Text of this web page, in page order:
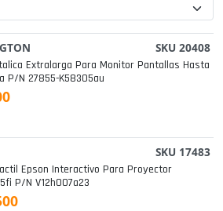
SKU 20408
Extralarga Para Monitor Pantallas Hasta
P/n 27855-K58305au
SKU 17483
Epson Interactivo Para Proyector
P/n V12h007a23